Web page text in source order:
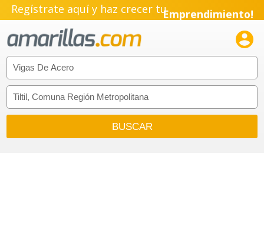
Regístrate aquí y haz crecer tuEmprendimiento!
